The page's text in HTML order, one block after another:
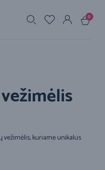
0
vežimėlis, kuriame unikalus